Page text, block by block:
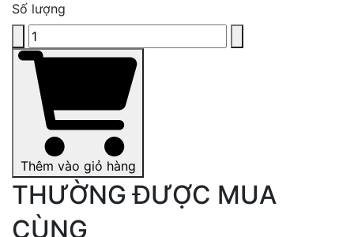
Số lượng
Thêm vào giỏ hàng
THƯỜNG ĐƯỢC MUA
CÙNG